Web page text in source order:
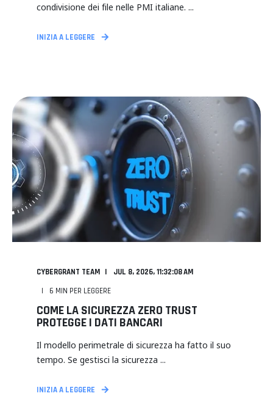
condivisione dei file nelle PMI italiane. ...
INIZIA A LEGGERE
CYBERGRANT TEAM
JUL 8, 2026, 11:32:08 AM
6 MIN PER LEGGERE
COME LA SICUREZZA ZERO TRUST
PROTEGGE I DATI BANCARI
Il modello perimetrale di sicurezza ha fatto il suo
tempo. Se gestisci la sicurezza ...
INIZIA A LEGGERE